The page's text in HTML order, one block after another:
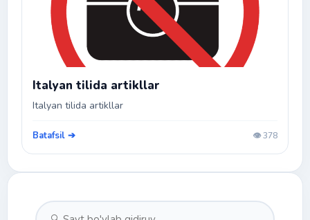
Italyan tilida artikllar
Italyan tilida artikllar
Batafsil ➔ 👁️ 378